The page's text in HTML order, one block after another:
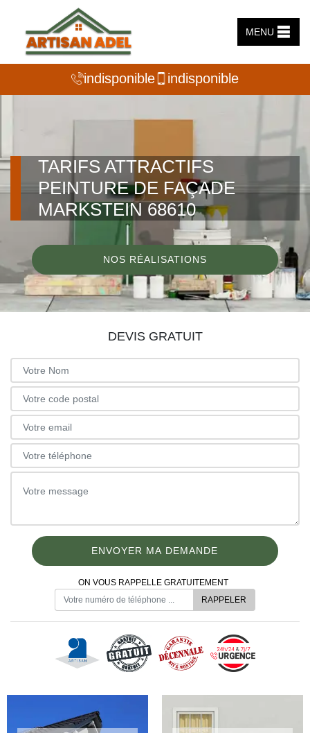
MENU
indisponible indisponible
TARIFS ATTRACTIFS
PEINTURE DE FAÇADE
MARKSTEIN 68610
NOS RÉALISATIONS
DEVIS GRATUIT
ON VOUS RAPPELLE GRATUITEMENT